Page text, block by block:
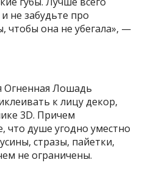
не забудьте про
чтобы она не убегала», —
Огненная Лошадь
к лицу декор,
3D. Причем
что душе угодно уместно
стразы, пайетки,
не ограничены.